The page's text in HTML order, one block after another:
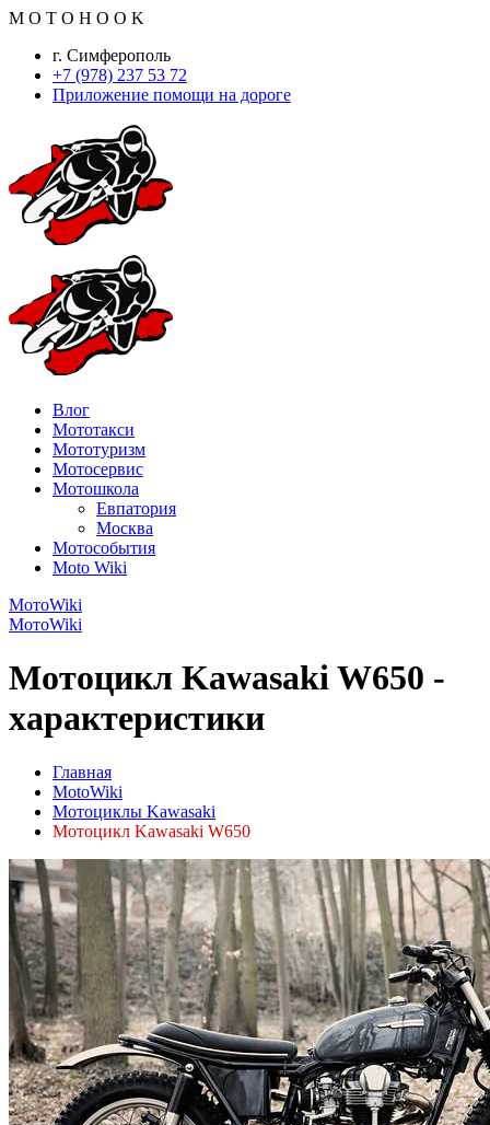
M O T O H O O K
г. Симферополь
+7 (978) 237 53 72
Приложение помощи на дороге
Влог
Мототакси
Мототуризм
Мотосервис
Мотошкола
Евпатория
Москва
Мотособытия
Moto Wiki
МотоWiki
МотоWiki
Мотоцикл Kawasaki W650 -
характеристики
Главная
MotoWiki
Мотоциклы Kawasaki
Мотоцикл Kawasaki W650